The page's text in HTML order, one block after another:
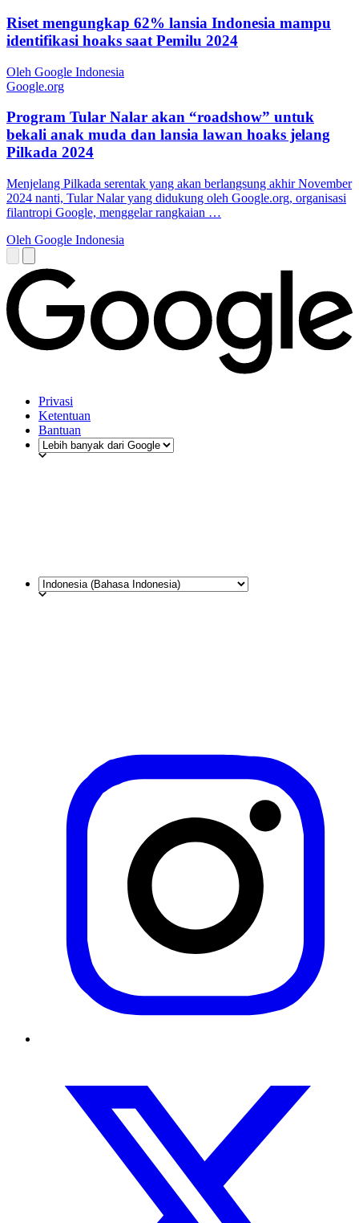
Riset mengungkap 62% lansia Indonesia mampu
identifikasi hoaks saat Pemilu 2024
Oleh Google Indonesia
Google.org
Program Tular Nalar akan “roadshow” untuk
bekali anak muda dan lansia lawan hoaks jelang
Pilkada 2024
Menjelang Pilkada serentak yang akan berlangsung akhir November
2024 nanti, Tular Nalar yang didukung oleh Google.org, organisasi
filantropi Google, menggelar rangkaian …
Oleh Google Indonesia
Privasi
Ketentuan
Bantuan